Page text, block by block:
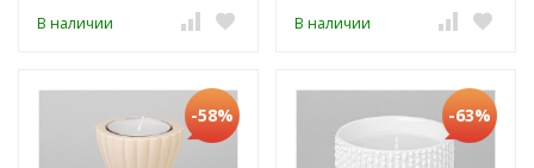
В наличии В наличии
-58% -63%